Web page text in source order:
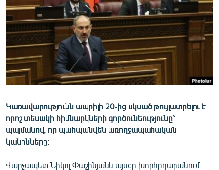
ՄՇԱԿՈՒՅԹ
ՍՊՈՐՏ
ՄԵԿՆԱԲԱՆՈՒԹՅՈՒՆ
ՏՏ ԵՒ ԻՆՏԵՐՆԵՏ
ԱՐԽԻՎ
ՏԵՍԱՆՅՈՒԹԵՐ
ԲԱՆԱՎԵՃ
Կառավարությունն ապրիլի 20-ից սկսած թույլատրելու է
որոշ տեսակի հիմնարկների գործունեությունը՝
պայմանով, որ պահպանվեն առողջապահական
կանոնները։
Վարչապետ Նիկոլ Փաշինյանն այսօր խորհրդարանում